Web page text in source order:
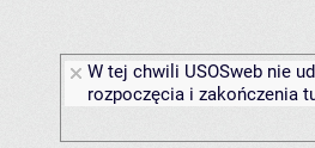
W tej chwili USOSweb nie
rozpoczęcia i zakończenia